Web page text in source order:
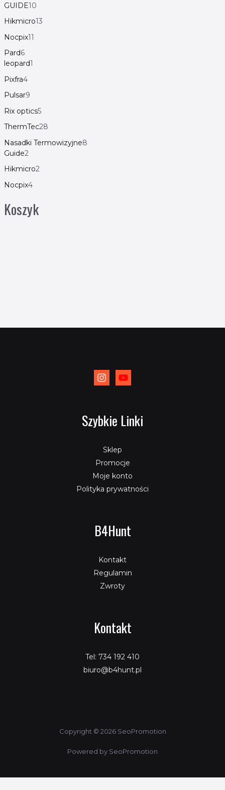
GUIDE10
Hikmicro13
Nocpix11
Pard6
leopard1
Pixfra4
Pulsar9
Rix optics5
ThermTec28
Nasadki Termowizyjne8
Guide2
Hikmicro2
Nocpix4
Koszyk
Szybkie Linki
Sklep
Promocje
Moje konto
Polityka prywatności
B4Hunt
Kontakt
Regulamin
Zwroty
Kontakt
Tel: 734 192 410
biuro@b4hunt.pl
Copyright © 2026 SeoPromotion
Powered by SeoPromotion